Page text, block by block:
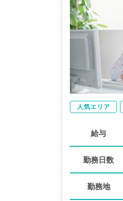
人気エリア
給与
勤務日数
勤務地